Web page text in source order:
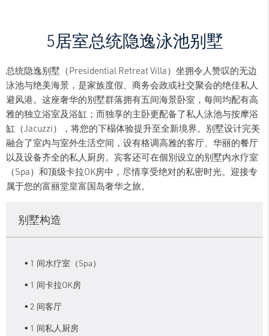
5居室总统隐逸泳池别墅
总统隐逸别墅（Presidential Retreat Villa）坐拥令人赞叹的无边
泳池与绝美海景，是家族度假、商务会政或社交聚会的绝佳私人
避风港。这座奢华的别墅群落拥有五间海景卧室，每间均配有高
雅的独立浴室及浴缸；而独享的主卧更配备了私人泳池与按摩浴
缸（Jacuzzi），将您的下榻体验提升至全新境界。别墅设计完美
融合了室内与室外生活空间，设有格调高雅的客厅、华丽的餐厅
以及设备齐全的私人厨房。宾客还可在個別设立的别墅内水疗室
（Spa）和顶级卡拉OK房中，尽情享受绝对的私密时光。迎接专
属于您的富丽堂皇富国岛奢华之旅。
别墅构造
1 间水疗室（Spa）
1 间卡拉OK房
2 间客厅
1 间私人厨房